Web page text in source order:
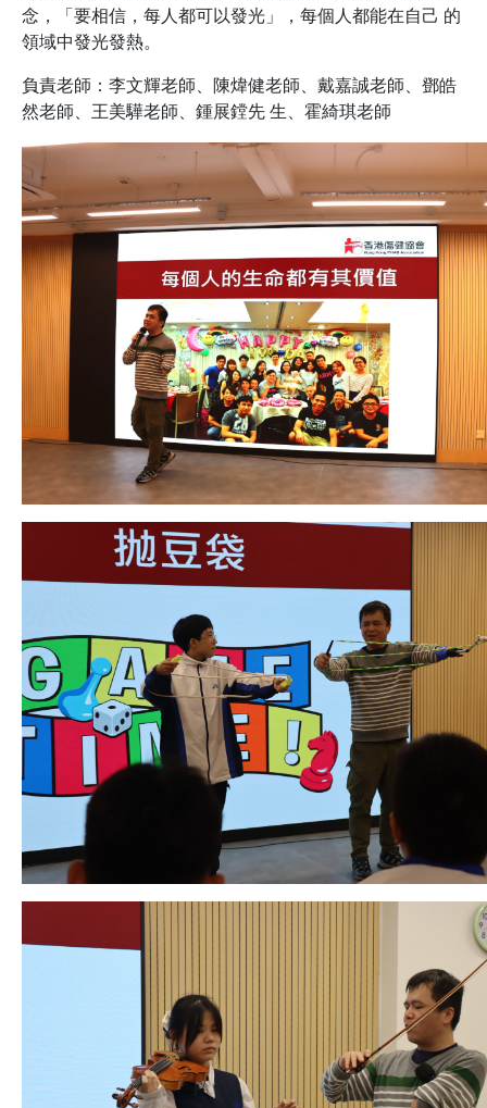
念，「要相信，每⼈都可以發光」，每個⼈都能在⾃⼰ 的
領域中發光發熱。
負責⽼師：李⽂輝⽼師、陳煒健⽼師、戴嘉誠⽼師、鄧皓
然⽼師、王美驊⽼師、鍾展鏜先 ⽣、霍綺琪⽼師